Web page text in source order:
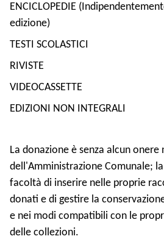
ENCICLOPEDIE
edizione)
TESTI SCOLASTICI
RIVISTE
VIDEOCASSETTE
EDIZIONI NON INTEGRALI
La donazione è senza alcun
dell'Amministrazione Comunale;
facoltà di inserire nelle proprie
donati e di gestire la
e nei modi compatibili con le
delle collezioni.